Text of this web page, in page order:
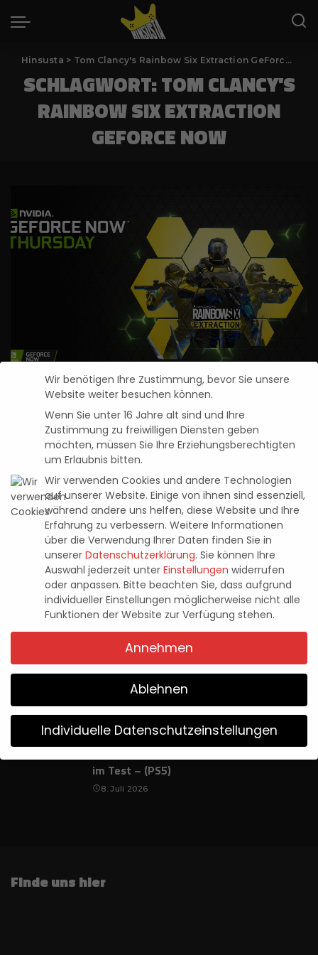
Hinsusta > Tom Clancy's Rainbow Six Extraction GeForce Now
SCHLAGWORT:TOM CLANCY'S
RAINBOW SIX EXTRACTION
GEFORCE NOW
Tom Clancy’s Rainbow Six Extraction:
Shooter kommt zu GeForce NOW
Pascal Kaap 20. Januar 2022
Neuste Beiträge
Entwicklervideo zu Tomb Raider: Legacy
of Atlantis zeigt knifflige Rätsel und
tückische Fallen
Halo: Campaign Evolved – im Test (PS5)
The Incident at Galley House
21. Juli 2026
im Test – (PS5)
8. Juli 2026
Finde uns hier
Wir benötigen Ihre Zustimmung, bevor Sie unsere
Website weiter besuchen können.
Wenn Sie unter 16 Jahre alt sind und Ihre
Zustimmung zu freiwilligen Diensten geben
möchten, müssen Sie Ihre Erziehungsberechtigten
um Erlaubnis bitten.
Wir verwenden Cookies und andere Technologien
auf unserer Website. Einige von ihnen sind essenziell,
während andere uns helfen, diese Website und Ihre
Erfahrung zu verbessern. Weitere Informationen
über die Verwendung Ihrer Daten finden Sie in
unserer Datenschutzerklärung. Sie können Ihre
Auswahl jederzeit unter Einstellungen widerrufen
oder anpassen. Bitte beachten Sie, dass aufgrund
individueller Einstellungen möglicherweise nicht alle
Funktionen der Website zur Verfügung stehen.
Annehmen
Ablehnen
Individuelle Datenschutzeinstellungen
Wir verwenden Cookies
unserer Website. Einige von ihnen sind essenziell, während
andere uns helfen, diese Website und Ihre Erfahrung zu